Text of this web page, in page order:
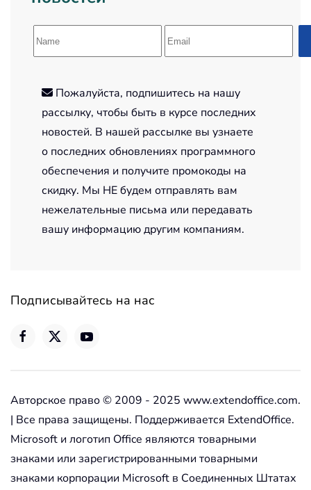
Пожалуйста, подпишитесь на нашу
рассылку, чтобы быть в курсе последних
новостей. В нашей рассылке вы узнаете
о последних обновлениях программного
обеспечения и получите промокоды на
скидку. Мы НЕ будем отправлять вам
нежелательные письма или передавать
вашу информацию другим компаниям.
Подписывайтесь на нас
Авторское право © 2009 - 2025 www.extendoffice.com.
| Все права защищены. Поддерживается ExtendOffice.
Microsoft и логотип Office являются товарными
знаками или зарегистрированными товарными
знаками корпорации Microsoft в Соединенных Штатах